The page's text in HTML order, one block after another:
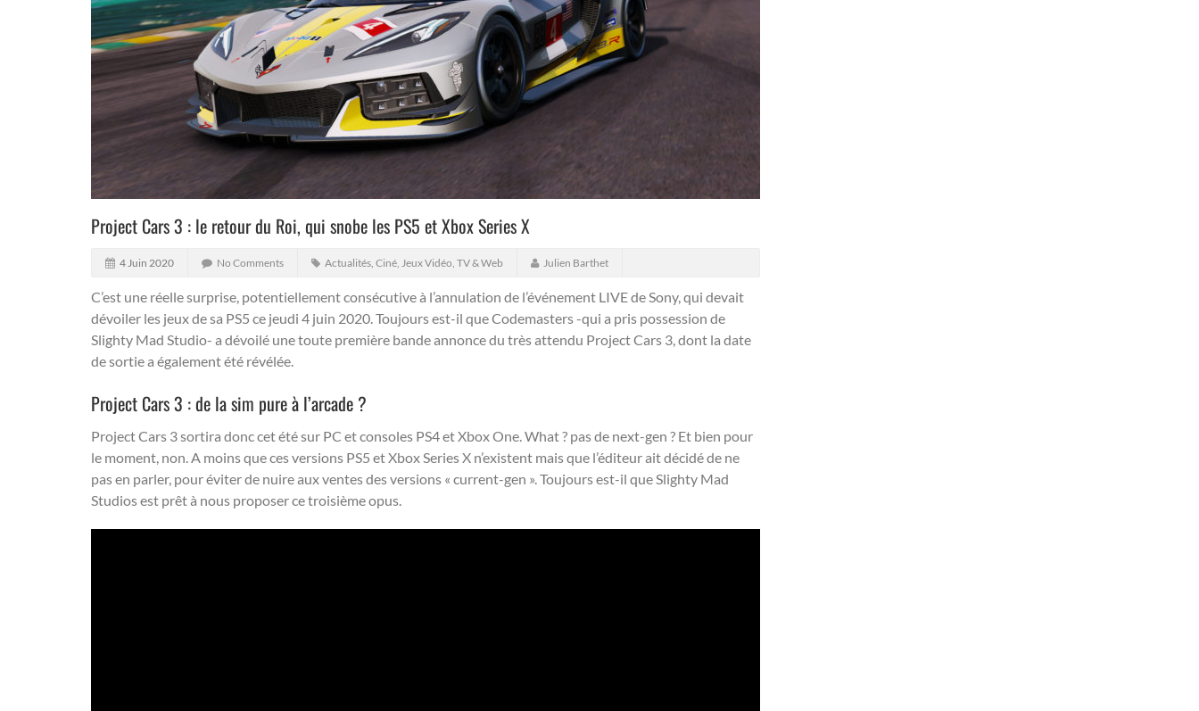
Project Cars 3 : le retour du Roi, qui snobe les PS5 et Xbox Series X
4 Juin 2020 No Comments Actualités, Ciné, Jeux Vidéo, TV & Web Julien Barthet
C’est une réelle surprise, potentiellement consécutive à l’annulation de l’événement LIVE de Sony, qui devait
dévoiler les jeux de sa PS5 ce jeudi 4 juin 2020. Toujours est-il que Codemasters -qui a pris possession de
Slighty Mad Studio- a dévoilé une toute première bande annonce du très attendu Project Cars 3, dont la date
de sortie a également été révélée.
Project Cars 3 : de la sim pure à l’arcade ?
Project Cars 3 sortira donc cet été sur PC et consoles PS4 et Xbox One. What ? pas de next-gen ? Et bien pour
le moment, non. A moins que ces versions PS5 et Xbox Series X n’existent mais que l’éditeur ait décidé de ne
pas en parler, pour éviter de nuire aux ventes des versions « current-gen ». Toujours est-il que Slighty Mad
Studios est prêt à nous proposer ce troisième opus.